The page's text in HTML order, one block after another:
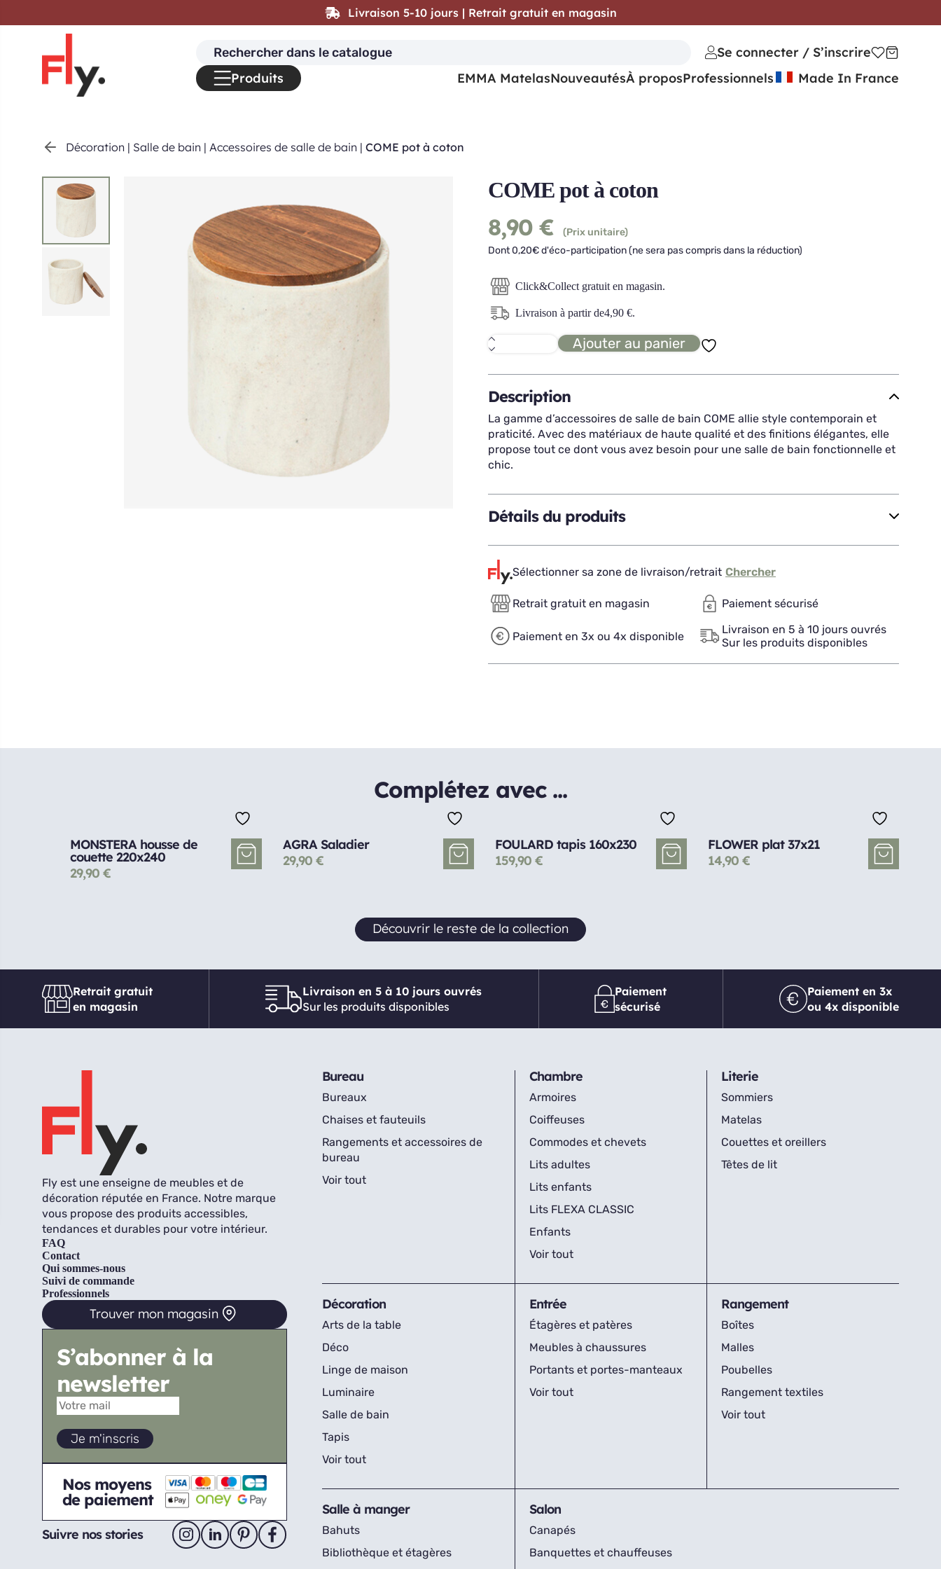
Décoration | Salle de bain | Accessoires de salle de bain | COME pot à coton
COME pot à coton
8,90 €
(Prix unitaire)
Dont 0,20€ d'éco-participation (ne sera pas compris dans la réduction)
Click&Collect gratuit en magasin.
Livraison à partir de4,90 €.
quantité
de
pot
à
coton
Ajouter au panier
Description
La gamme d’accessoires de salle de bain COME allie style contemporain et
praticité. Avec des matériaux de haute qualité et des finitions élégantes, elle
propose tout ce dont vous avez besoin pour une salle de bain fonctionnelle et
chic.
Détails du produits
Sélectionner sa zone de livraison/retrait Chercher
Retrait gratuit en magasin Paiement sécurisé
Paiement en 3x ou 4x disponible
Livraison en 5 à 10 jours ouvrés
Sur les produits disponibles
Complétez avec ...
MONSTERA housse de
couette 220x240
29,90 €
AGRA Saladier
29,90 €
FOULARD tapis 160x230
159,90 €
FLOWER plat 37x21
14,90 €
Découvrir le reste de la collection
Retrait gratuit
en magasin
Livraison en 5 à 10 jours ouvrés
Sur les produits disponibles
Paiement
sécurisé
Paiement en 3x
ou 4x disponible
Fly est une enseigne de meubles et de
décoration réputée en France. Notre marque
vous propose des produits accessibles,
tendances et durables pour votre intérieur.
FAQ
Contact
Qui sommes-nous
Suivi de commande
Professionnels
Trouver mon magasin
S’abonner à la
newsletter
Nos moyens
de paiement
Suivre nos stories
Bureau
Bureaux
Chaises et fauteuils
Rangements et accessoires de
bureau
Voir tout
Chambre
Armoires
Coiffeuses
Commodes et chevets
Lits adultes
Lits enfants
Lits FLEXA CLASSIC
Enfants
Voir tout
Literie
Sommiers
Matelas
Couettes et oreillers
Têtes de lit
Décoration
Arts de la table
Déco
Linge de maison
Luminaire
Salle de bain
Tapis
Voir tout
Entrée
Étagères et patères
Meubles à chaussures
Portants et portes-manteaux
Voir tout
Rangement
Boîtes
Malles
Poubelles
Rangement textiles
Voir tout
Salle à manger
Bahuts
Bibliothèque et étagères
Salon
Canapés
Banquettes et chauffeuses
Livraison 5-10 jours | Retrait gratuit en magasin
Search
for:
Se connecter / S’inscrire
Produits
EMMA MatelasNouveautésÀ proposProfessionnels Made In France